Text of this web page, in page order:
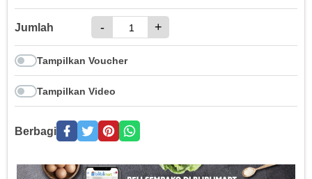
Jumlah - +
Tampilkan Voucher
Tampilkan Video
Berbagi